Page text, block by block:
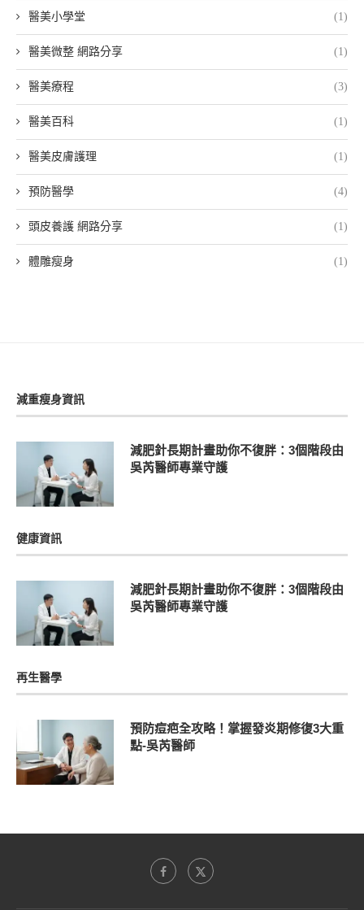
醫美小學堂 (1)
醫美微整 網路分享 (1)
醫美療程 (3)
醫美百科 (1)
醫美皮膚護理 (1)
預防醫學 (4)
頭皮養護 網路分享 (1)
體雕瘦身 (1)
減重瘦身資訊
減肥針長期計畫助你不復胖：3個階段由
吳芮醫師專業守護
健康資訊
減肥針長期計畫助你不復胖：3個階段由
吳芮醫師專業守護
再生醫學
預防痘疤全攻略！掌握發炎期修復3大重
點-吳芮醫師